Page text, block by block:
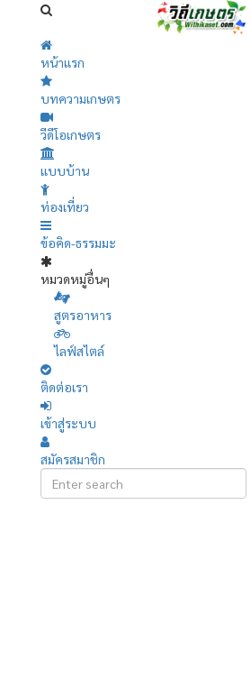
หน้าแรก
บทความเกษตร
วีดีโอเกษตร
แบบบ้าน
ท่องเที่ยว
ข้อคิด-ธรรมมะ
หมวดหมู่อื่นๆ
สูตรอาหาร
ไลฟ์สไตล์
ติดต่อเรา
เข้าสู่ระบบ
สมัครสมาชิก